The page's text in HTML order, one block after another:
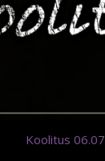
Koolitus 06.07